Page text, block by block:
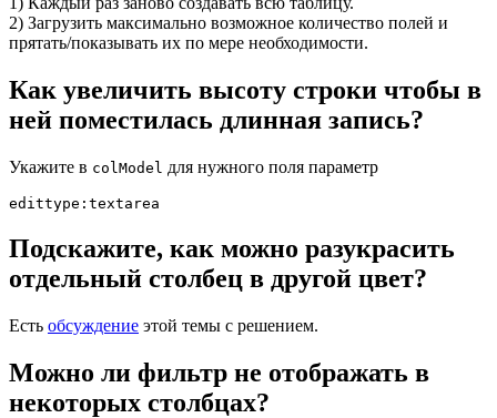
2) Загрузить максимально возможное количество полей и
прятать/показывать их по мере необходимости.
Как увеличить высоту строки чтобы в
ней поместилась длинная запись?
Укажите в colModel для нужного поля параметр
edittype:textarea
Подскажите, как можно разукрасить
отдельный столбец в другой цвет?
Есть обсуждение этой темы с решением.
Можно ли фильтр не отображать в
некоторых столбцах?